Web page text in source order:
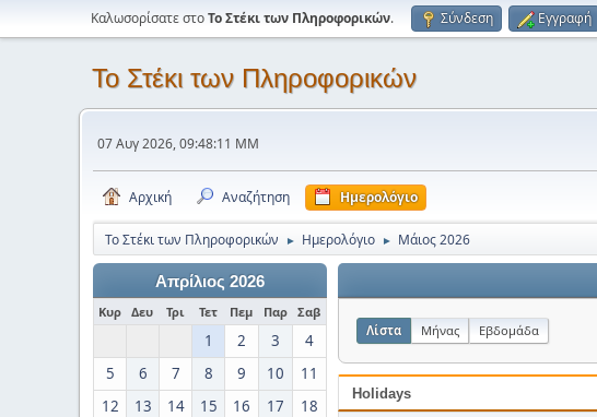
Καλωσορίσατε στοΤο Στέκι των Πληροφορικών. Σύνδεση Εγγραφή
Το Στέκι των Πληροφορικών
07 Αυγ 2026, 09:48:11 ΜΜ
Αρχική Αναζήτηση Ημερολόγιο
Το Στέκι των Πληροφορικών ► Ημερολόγιο ► Μάιος 2026
Απρίλιος 2026
Κυρ Δευ Τρι Τετ Πεμ Παρ Σαβ
1 2 3
4
5
6 7 8 9 10
11
12
13 14 15 16 17
18
Λίστα Μήνας Εβδομάδα
Holidays